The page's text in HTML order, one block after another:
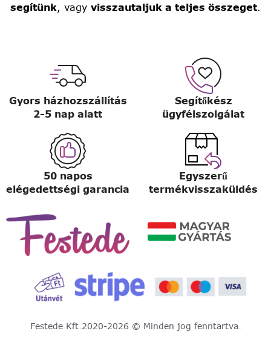
segítünk, vagy visszautaljuk a teljes összeget.
Gyors házhozszállítás
2-5 nap alatt
Segítőkész
ügyfélszolgálat
50 napos
elégedettségi garancia
Egyszerű
termékvisszaküldés
Festede Kft.2020-2026 © Minden jog fenntartva.